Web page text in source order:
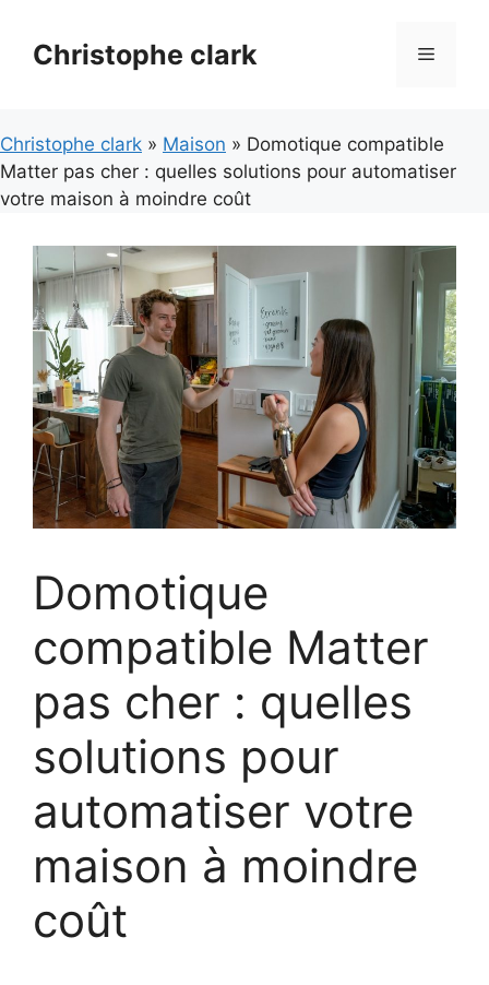
contenuChristophe clark Menu
Christophe clark » Maison » Domotique compatible
Matter pas cher : quelles solutions pour automatiser
votre maison à moindre coût
Domotique
compatible Matter
pas cher : quelles
solutions pour
automatiser votre
maison à moindre
coût